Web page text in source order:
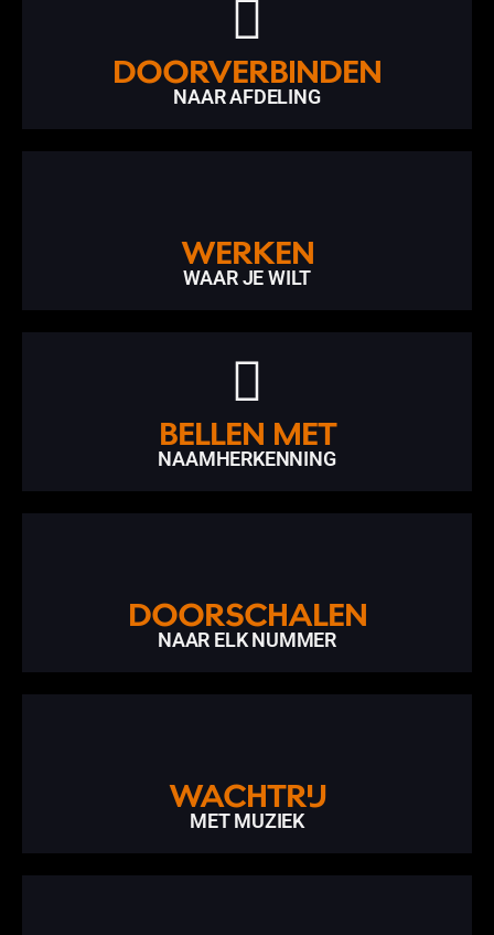
DOORVERBINDEN
NAAR AFDELING
WERKEN
WAAR JE WILT
BELLEN MET
NAAMHERKENNING
DOORSCHALEN
NAAR ELK NUMMER
WACHTRIJ
MET MUZIEK